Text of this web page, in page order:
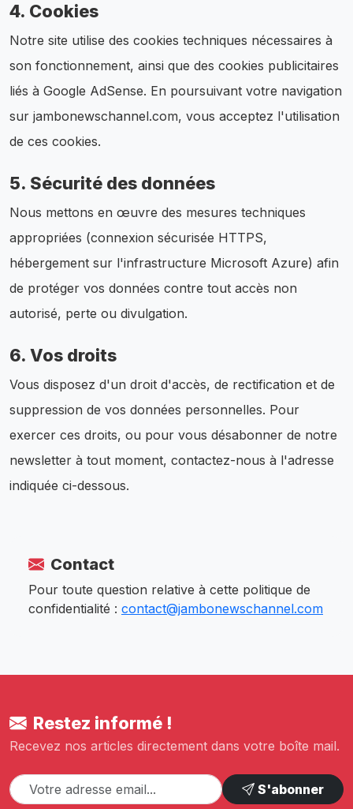
4. Cookies
Notre site utilise des cookies techniques nécessaires à
son fonctionnement, ainsi que des cookies publicitaires
liés à Google AdSense. En poursuivant votre navigation
sur jambonewschannel.com, vous acceptez l'utilisation
de ces cookies.
5. Sécurité des données
Nous mettons en œuvre des mesures techniques
appropriées (connexion sécurisée HTTPS,
hébergement sur l'infrastructure Microsoft Azure) afin
de protéger vos données contre tout accès non
autorisé, perte ou divulgation.
6. Vos droits
Vous disposez d'un droit d'accès, de rectification et de
suppression de vos données personnelles. Pour
exercer ces droits, ou pour vous désabonner de notre
newsletter à tout moment, contactez-nous à l'adresse
indiquée ci-dessous.
Contact
Pour toute question relative à cette politique de
confidentialité : contact@jambonewschannel.com
Restez informé !
Recevez nos articles directement dans votre boîte mail.
S'abonner